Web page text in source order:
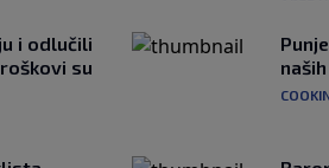
i odlučili
su